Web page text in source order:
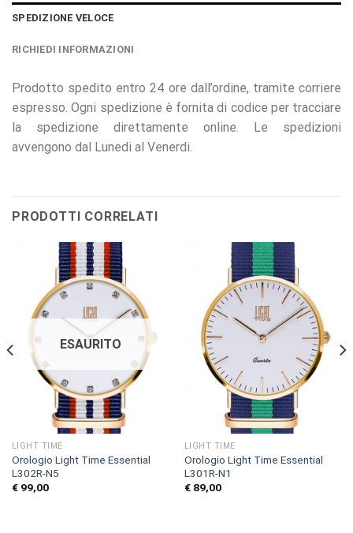
SPEDIZIONE VELOCE
RICHIEDI INFORMAZIONI
Prodotto spedito entro 24 ore dall’ordine, tramite corriere
espresso. Ogni spedizione è fornita di codice per tracciare
la spedizione direttamente online. Le spedizioni
avvengono dal Lunedi al Venerdi.
PRODOTTI CORRELATI
ESAURITO
LIGHT TIME
Orologio Light Time Essential
L302R-N5
€99,00
LIGHT TIME
Orologio Light Time Essential
L301R-N1
€89,00